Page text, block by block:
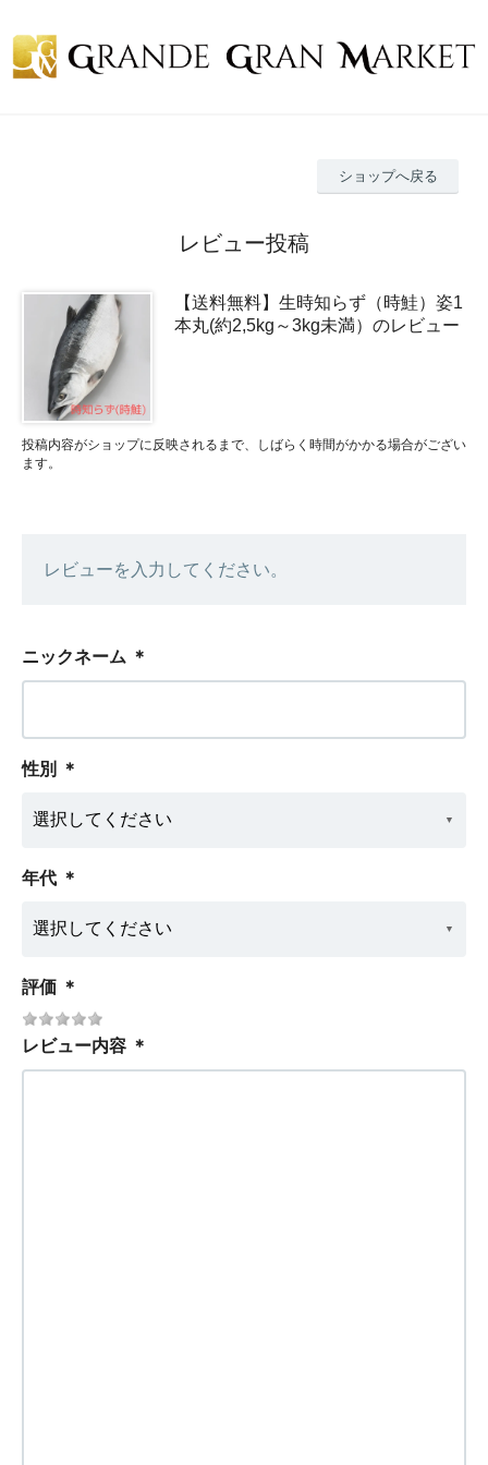
ショップへ戻る
レビュー投稿
【送料無料】生時知らず（時鮭）姿1
本丸(約2,5kg～3kg未満）のレビュー
投稿内容がショップに反映されるまで、しばらく時間がかかる場合がござい
ます。
レビューを入力してください。
ニックネーム ＊
性別 ＊
年代 ＊
評価 ＊
レビュー内容 ＊